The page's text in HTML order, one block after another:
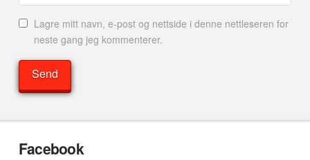
Lagre mitt navn, e-post og nettside i denne nettleseren for
neste gang jeg kommenterer.
Facebook